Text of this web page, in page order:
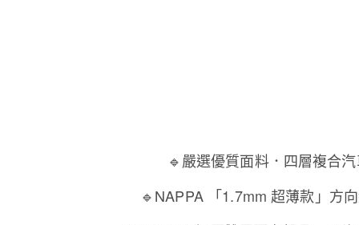
🔹嚴選優質面料．四層複合
🔹NAPPA 「1.7mm 超薄款」方